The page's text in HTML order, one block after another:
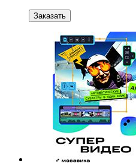
Заказать